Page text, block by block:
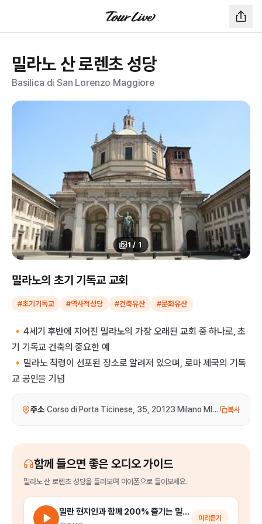
밀라노 산 로렌초 성당
Basilica di San Lorenzo Maggiore
1/ 1
밀라노의 초기 기독교 교회
#초기기독교 #역사적성당 #건축유산 #문화유산
🔸4세기 후반에 지어진 밀라노의 가장 오래된 교회 중 하나로, 초
기 기독교 건축의 중요한 예
🔸밀라노 칙령이 선포된 장소로 알려져 있으며, 로마 제국의 기독
교 공인을 기념
주소 Corso di Porta Ticinese, 35, 20123 Milano MI, 이탈리아
복사
함께 들으면 좋은 오디오 가이드
밀라노 산 로렌초 성당을 들러보며 이어폰으로 들어보세요.
밀란 현지인과 함께 200% 즐기는 밀라노 시내 워킹 투어
미리듣기